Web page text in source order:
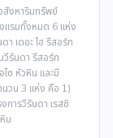
สังหาริมทรัพย์
แรมทั้งหมด 6 แห่ง
า เดอะ ไฮ รีสอร์ท
วีรันดา รีสอร์ท
ซ หัวหิน และมี
นวน 3 แห่ง คือ 1)
การวีรันดา เรสซิ
น